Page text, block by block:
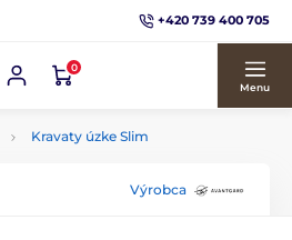
+420 739 400 705
0
Menu
Kravaty úzke Slim
Výrobca